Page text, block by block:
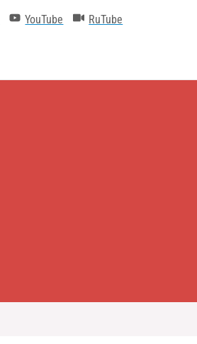
YouTube
RuTube